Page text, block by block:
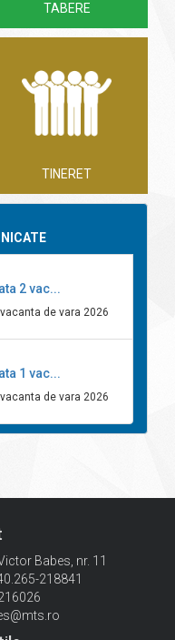
TABERE
TINERET
2 vac...
de vara 2026
1 vac...
de vara 2026
Babes, nr. 11
218841